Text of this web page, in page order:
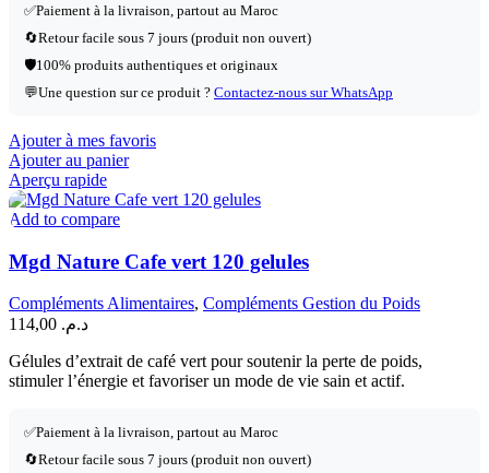
✅Paiement à la livraison, partout au Maroc
🔄Retour facile sous 7 jours (produit non ouvert)
🛡️100% produits authentiques et originaux
💬Une question sur ce produit ? Contactez-nous sur WhatsApp
Ajouter à mes favoris
Ajouter au panier
Aperçu rapide
Add to compare
Mgd Nature Cafe vert 120 gelules
Compléments Alimentaires, Compléments Gestion du Poids
د.م.
Gélules d’extrait de café vert pour soutenir la perte de poids,
stimuler l’énergie et favoriser un mode de vie sain et actif.
✅Paiement à la livraison, partout au Maroc
🔄Retour facile sous 7 jours (produit non ouvert)